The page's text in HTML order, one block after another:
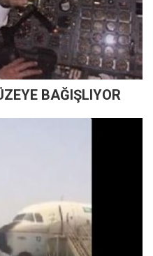
BAĞIŞLIYOR